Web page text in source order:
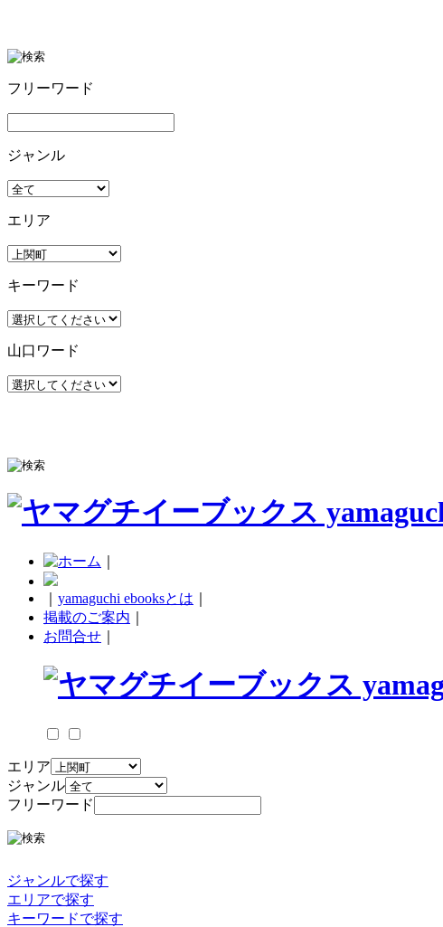
フリーワード
ジャンル
エリア
キーワード
山口ワード
yamaguchi ebooksとは
掲載のご案内
お問合せ
エリア
ジャンル
フリーワード
ジャンルで探す
エリアで探す
キーワードで探す